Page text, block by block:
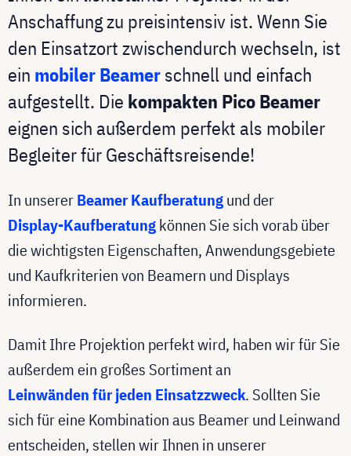
Anschaffung zu preisintensiv ist. Wenn Sie
den Einsatzort zwischendurch wechseln, ist
ein mobiler Beamerschnell und einfach
aufgestellt. Die kompakten Pico Beamer
eignen sich außerdem perfekt als mobiler
Begleiter für Geschäftsreisende!
In unsererBeamer Kaufberatungund der
Display-Kaufberatungkönnen Sie sich vorab über
die wichtigsten Eigenschaften, Anwendungsgebiete
und Kaufkriterien von Beamern und Displays
informieren.
Damit Ihre Projektion perfekt wird, haben wir für Sie
außerdem ein großes Sortiment an
Leinwänden für jeden Einsatzzweck. Sollten Sie
sich für eine Kombination aus Beamer und Leinwand
entscheiden, stellen wir Ihnen in unserer